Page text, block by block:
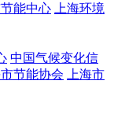
节能中心
上海环境
中国气候变化信
市节能协会
上海市